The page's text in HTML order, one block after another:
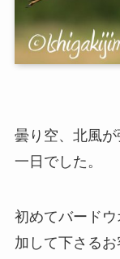
曇り空、北風
一日でした。
初めてバード
加して下さる